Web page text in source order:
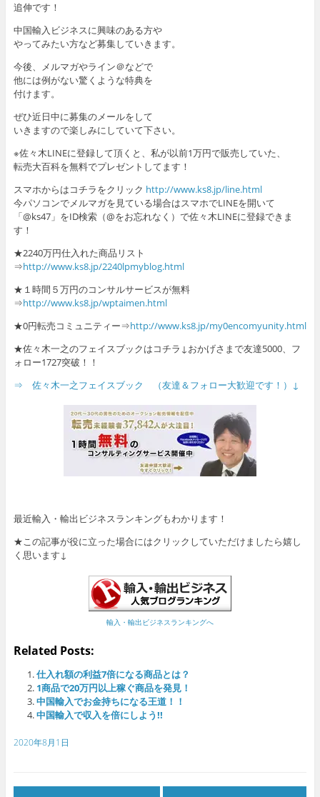
追伸です！
中国輸入ビジネスに興味のある方や
やってみたい方など募集していきます。
今後、メルマガやライン＠などで
他には例がない驚くような特典を
付けます。
ぜひ近日中に募集のメールをして
いきますので楽しみにしていて下さい。
※佐々木LINEに登録して頂くと、私が以前1万円で販売していた、
転売大百科を無料でプレゼントしてます！
スマホからはコチラをクリック http://www.ks8.jp/line.html
今パソコンでメルマガを見ている場合はスマホでLINEを開いて
「@ks47」をID検索（@をお忘れなく）で佐々木LINEに登録できま
す！
★2240万円仕入れた商品リスト
⇒http://www.ks8.jp/2240lpmyblog.html
★１時間５万円のコンサルサービスが無料
⇒http://www.ks8.jp/wptaimen.html
★0円転売コミュニティー⇒http://www.ks8.jp/my0encomyunity.html
★佐々木一之のフェイスブックはコチラ↓おかげさまで友達5000、フ
ォロー1727突破！！
⇒ 佐々木一之フェイスブック （友達＆フォロー大歓迎です！）↓
最近輸入・輸出ビジネスランキングもわかります！
★この記事が役に立った場合にはクリックしていただけましたら嬉し
く思います↓
輸入・輸出ビジネスランキングへ
Related Posts:
仕入れ額の利益7倍になる商品とは？
1商品で20万円以上稼ぐ商品を発見！
中国輸入でお金持ちになる王道！！
中国輸入で収入を倍にしよう!!
2020年8月1日